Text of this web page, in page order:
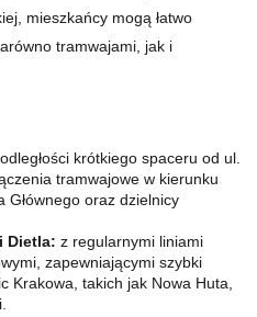
mieszkańcy mogą łatwo
tramwajami, jak i
krótkiego spaceru od ul.
tramwajowe w kierunku
Głównego oraz dzielnicy
Dietla: z regularnymi liniami
zapewniającymi szybki
Krakowa, takich jak Nowa Huta,